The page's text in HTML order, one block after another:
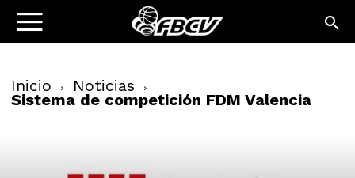
Inicio Noticias
Sistema de competición FDM Valencia